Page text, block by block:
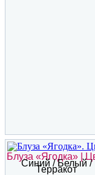
Блуза «Ягодка» |
Синий / Белый /
Терракот